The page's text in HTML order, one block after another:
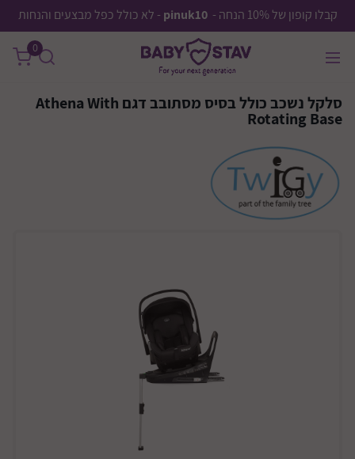
קבלו קופון של 10% הנחה - pinuk10 - לא כולל כפל מבצעים והנחות
0
סלקל נשכב כולל בסיס מסתובב דגם Athena With
Rotating Base